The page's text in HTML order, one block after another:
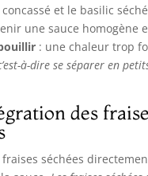
et le basilic
une sauce homogène
: une chaleur trop
à-dire se séparer en
des
séchées